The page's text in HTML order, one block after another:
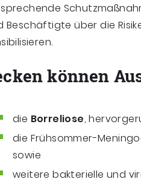
Beschäftigte über die
können
die Borreliose,
die Frühsommer-
sowie
weitere bakterielle und